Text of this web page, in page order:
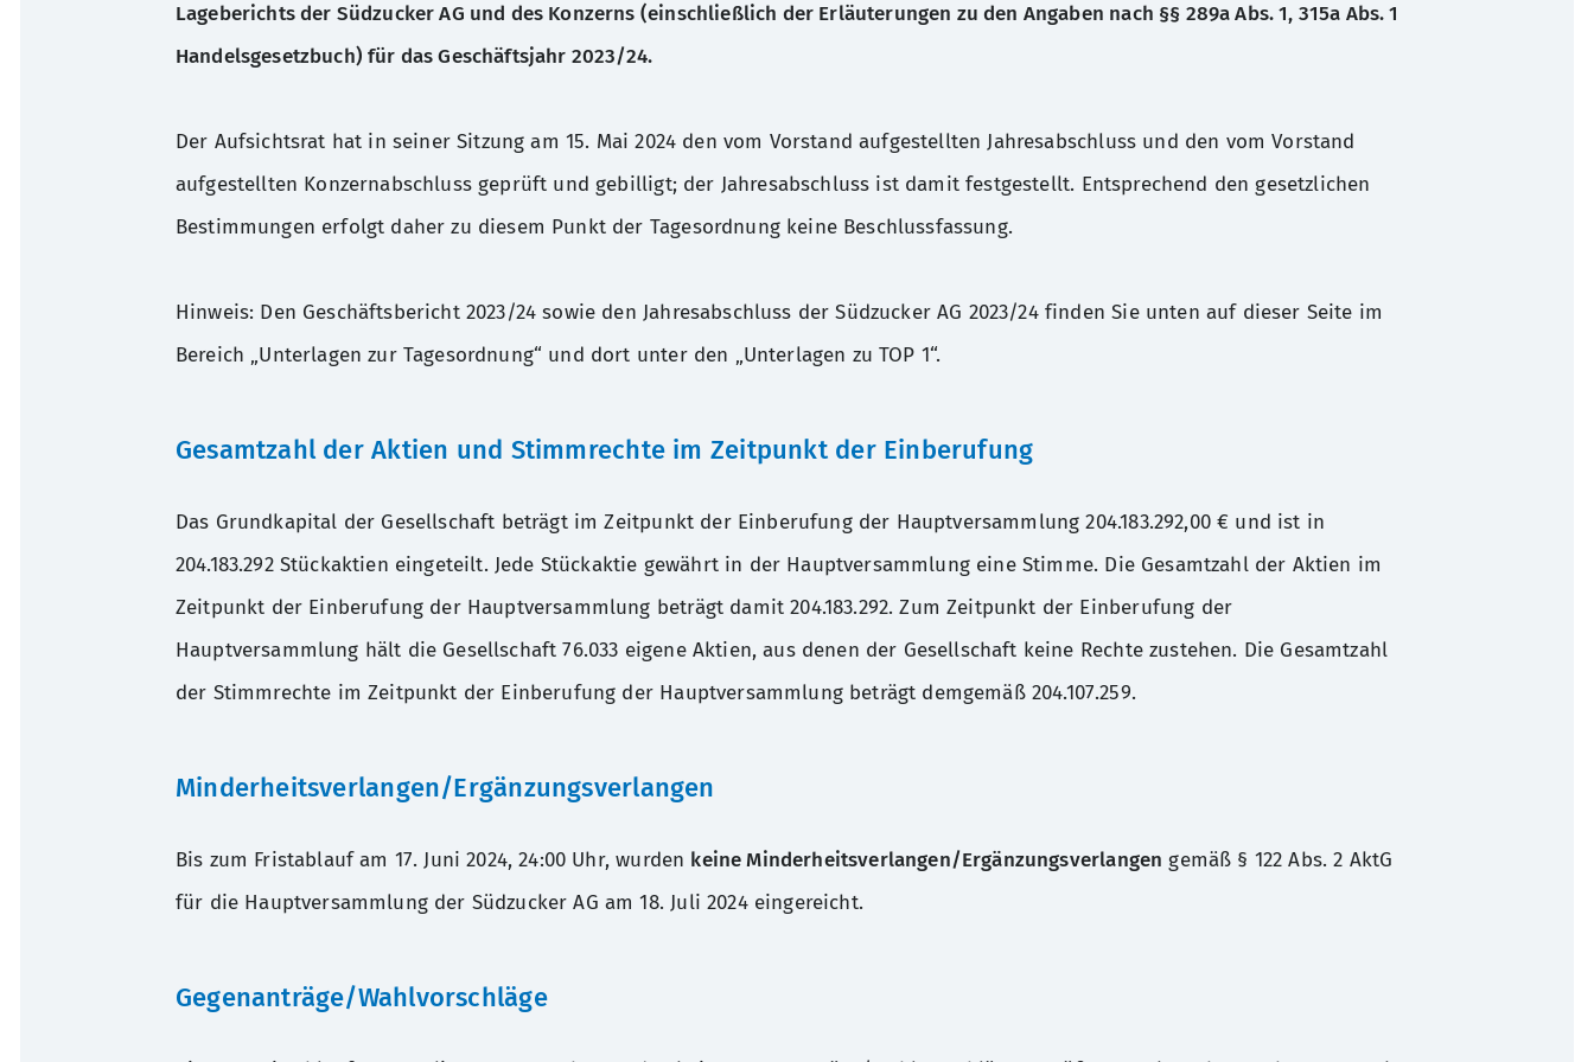
Beschlussfassung über die Wahl des Prüfers des Nachhaltigkeitsberichts und des Konzernnachhaltigkeitsberichts für
Beschlussfassung über die Billigung des nach § 162 AktG erstellten und geprüften Vergütungsberichts für das
Geschäftsjahr 2023/24
HV 2024 - Erläuterungen zu den Rechten
der Aktionäre
HV 2024 - Informationen zum
Datenschutz
HV 2024 - Angaben nach § 125
136.84 KB
Lageberichts der Südzucker AG und des Konzerns (einschließlich der Erläuterungen zu den Angaben nach §§ 289a Abs. 1, 315a Abs. 1
Handelsgesetzbuch) für das Geschäftsjahr 2023/24.
Der Aufsichtsrat hat in seiner Sitzung am 15. Mai 2024 den vom Vorstand aufgestellten Jahresabschluss und den vom Vorstand
aufgestellten Konzernabschluss geprüft und gebilligt; der Jahresabschluss ist damit festgestellt. Entsprechend den gesetzlichen
Bestimmungen erfolgt daher zu diesem Punkt der Tagesordnung keine Beschlussfassung.
Hinweis: Den Geschäftsbericht 2023/24 sowie den Jahresabschluss der Südzucker AG 2023/24 finden Sie unten auf dieser Seite im
Bereich „Unterlagen zur Tagesordnung“ und dort unter den „Unterlagen zu TOP 1“.
Gesamtzahl der Aktien und Stimmrechte im Zeitpunkt der Einberufung
Das Grundkapital der Gesellschaft beträgt im Zeitpunkt der Einberufung der Hauptversammlung 204.183.292,00 € und ist in
204.183.292 Stückaktien eingeteilt. Jede Stückaktie gewährt in der Hauptversammlung eine Stimme. Die Gesamtzahl der Aktien im
Zeitpunkt der Einberufung der Hauptversammlung beträgt damit 204.183.292. Zum Zeitpunkt der Einberufung der
Hauptversammlung hält die Gesellschaft 76.033 eigene Aktien, aus denen der Gesellschaft keine Rechte zustehen. Die Gesamtzahl
der Stimmrechte im Zeitpunkt der Einberufung der Hauptversammlung beträgt demgemäß 204.107.259.
Minderheitsverlangen/Ergänzungsverlangen
Bis zum Fristablauf am 17. Juni 2024, 24:00 Uhr, wurden keine Minderheitsverlangen/Ergänzungsverlangen gemäß § 122 Abs. 2 AktG
für die Hauptversammlung der Südzucker AG am 18. Juli 2024 eingereicht.
Gegenanträge/Wahlvorschläge